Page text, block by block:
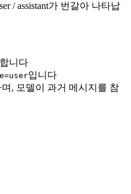
/ assistant가 번갈아 나타납
니다
입니다
, 모델이 과거 메시지를 참